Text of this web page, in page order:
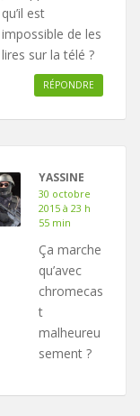
qu’il est
impossible de les
lires sur la télé ?
RÉPONDRE
YASSINE
30 octobre
2015 à 23 h
55 min
Ça marche
qu’avec
chromecas
t
malheureu
sement ?